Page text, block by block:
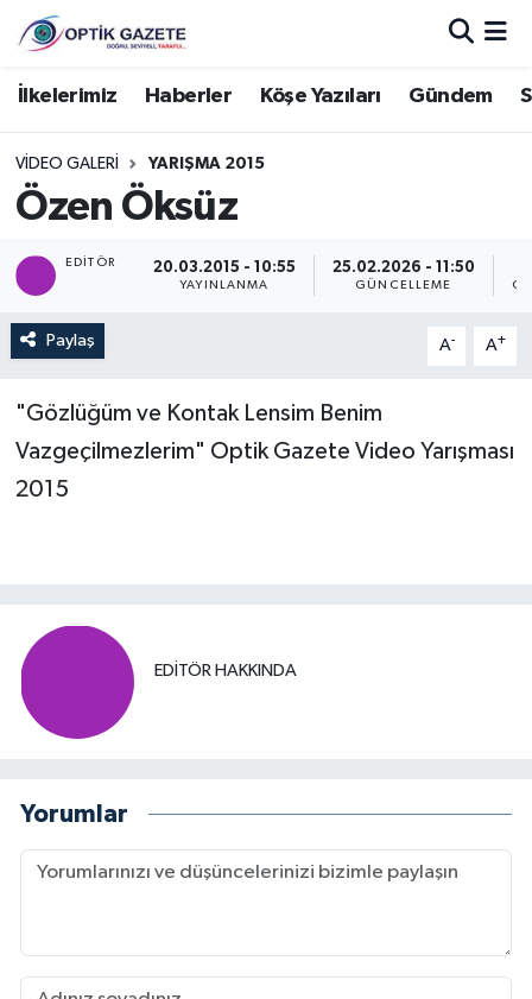
İlkelerimiz Haberler Köşe Yazıları Gündem
VIDEO GALERI YARIŞMA 2015
Özen Öksüz
EDITÖR 20.03.2015 - 10:55
YAYINLANMA
25.02.2026 - 11:50
GÜNCELLEME
Paylaş A- A+
"Gözlüğüm ve Kontak Lensim Benim
Vazgeçilmezlerim" Optik Gazete Video Yarışması
2015
EDITÖR HAKKINDA
Yorumlar
Nöbetçi Eczaneler
Hava Durumu
İstanbul Namaz Vakitleri
Trafik Durumu
Süper Lig Puan Durumu ve Fikstür
Son Dakika Haberleri